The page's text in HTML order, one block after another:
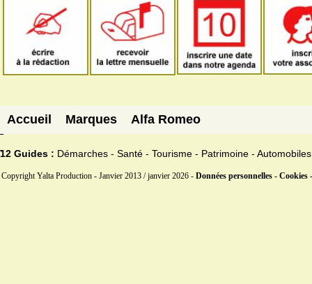
Accueil Marques Alfa Romeo
12 Guides : Démarches - Santé - Tourisme - Patrimoine - Automobiles
Copyright Yalta Production - Janvier 2013 / janvier 2026 - Données personnelles - Cookies